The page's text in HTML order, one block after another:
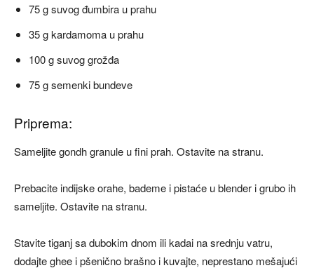
75 g suvog đumbira u prahu
35 g kardamoma u prahu
100 g suvog grožđa
75 g semenki bundeve
Priprema:
Sameljite gondh granule u fini prah. Ostavite na stranu.
Prebacite indijske orahe, bademe i pistaće u blender i grubo ih
sameljite. Ostavite na stranu.
Stavite tiganj sa dubokim dnom ili kadai na srednju vatru,
dodajte ghee i pšenično brašno i kuvajte, neprestano mešajući